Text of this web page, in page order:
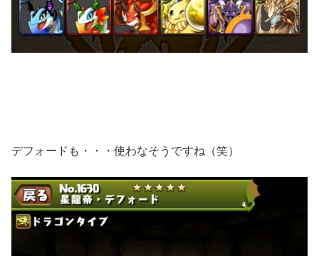
デフォードも・・・使わなそうですね（笑）